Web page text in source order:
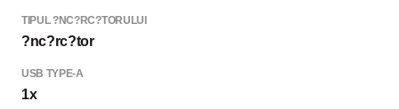
TIPUL ?NC?RC?TORULUI
?nc?rc?tor
USB TYPE-A
1x